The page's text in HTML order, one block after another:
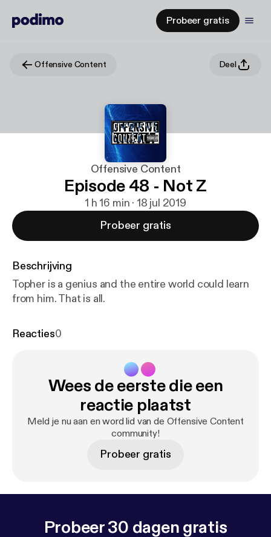
Probeer gratis
Offensive Content Deel
Offensive Content
Episode 48 - Not Z
1 h 16 min · 18 jul 2019
Probeer gratis
Beschrijving
Topher is a genius and the entire world could learn
from him. That is all.
Reacties0
Wees de eerste die een
reactie plaatst
Meld je nu aan en word lid van de Offensive Content
community!
Probeer gratis
Probeer 30 dagen gratis